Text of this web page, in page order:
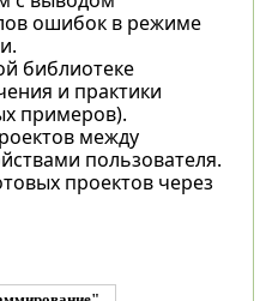
ошибок в режиме
библиотеке
и практики
примеров).
между
пользователя.
проектов через